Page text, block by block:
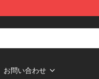
お問い合わせ